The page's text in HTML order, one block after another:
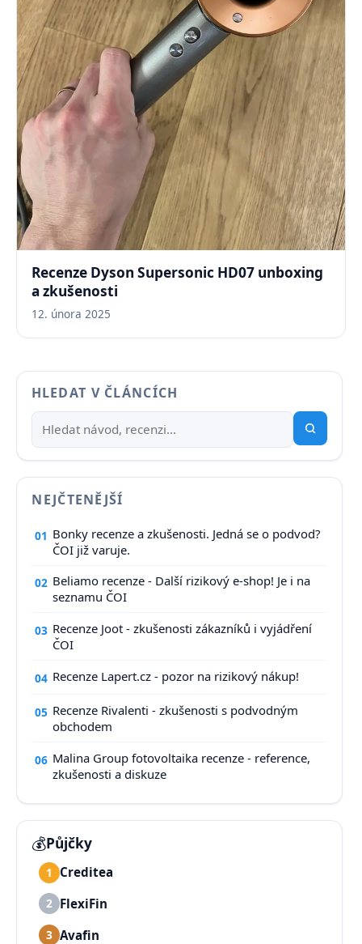
Recenze Dyson Supersonic HD07 unboxing
a zkušenosti
12. února 2025
HLEDAT V ČLÁNCÍCH
NEJČTENĚJŠÍ
01 Bonky recenze a zkušenosti. Jedná se o podvod?
ČOI již varuje.
02 Beliamo recenze - Další rizikový e-shop! Je i na
seznamu ČOI
03 Recenze Joot - zkušenosti zákazníků i vyjádření
ČOI
04 Recenze Lapert.cz - pozor na rizikový nákup!
05 Recenze Rivalenti - zkušenosti s podvodným
obchodem
06 Malina Group fotovoltaika recenze - reference,
zkušenosti a diskuze
💰Půjčky
1 Creditea
2 FlexiFin
3 Avafin